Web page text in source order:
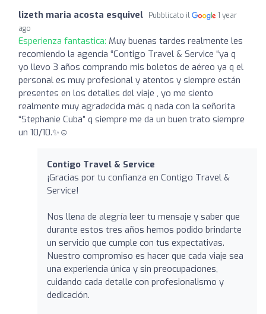
lizeth maria acosta esquivel Pubblicato il
1 year
ago
Esperienza fantastica: Muy buenas tardes realmente les
recomiendo la agencia “Contigo Travel & Service “ya q
yo llevo 3 años comprando mis boletos de aéreo ya q el
personal es muy profesional y atentos y siempre están
presentes en los detalles del viaje , yo me siento
realmente muy agradecida más q nada con la señorita
“Stephanie Cuba” q siempre me da un buen trato siempre
un 10/10.✨☺️
Contigo Travel & Service
¡Gracias por tu confianza en Contigo Travel &
Service!
Nos llena de alegría leer tu mensaje y saber que
durante estos tres años hemos podido brindarte
un servicio que cumple con tus expectativas.
Nuestro compromiso es hacer que cada viaje sea
una experiencia única y sin preocupaciones,
cuidando cada detalle con profesionalismo y
dedicación.